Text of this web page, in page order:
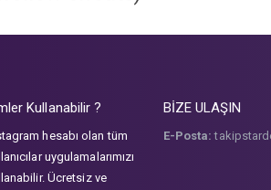
Kullanabilir ?
hesabı olan tüm
uygulamalarımızı
Ücretsiz ve
BİZE ULAŞIN
E-Posta: